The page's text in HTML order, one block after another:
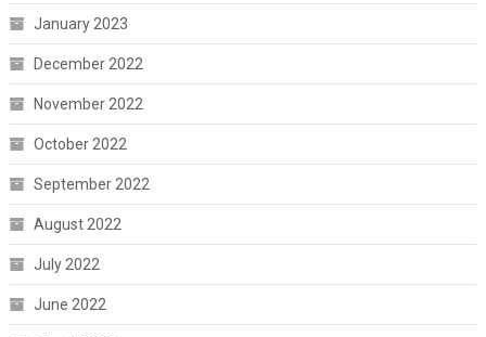
January 2023
December 2022
November 2022
October 2022
September 2022
August 2022
July 2022
June 2022